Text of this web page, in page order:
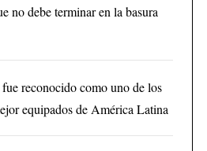
no debe terminar en la basura
reconocido como uno de los
equipados de América Latina